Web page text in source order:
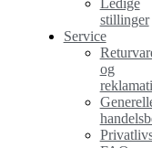
stillinger
Service
og